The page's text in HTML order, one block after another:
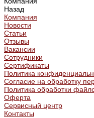
Назад
Компания
Новости
Статьи
Отзывы
Вакансии
Сотрудники
Сертификаты
Политика
Согласие на обработку
Политика обработки
Оферта
Сервисный центр
Контакты